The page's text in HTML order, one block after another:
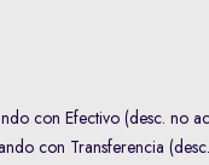
con Efectivo (desc. no
con Transferencia